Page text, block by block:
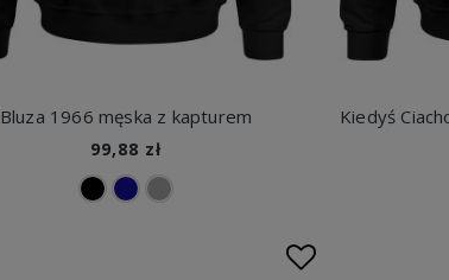
Bluza 1966 męska z kapturem
99,88 zł